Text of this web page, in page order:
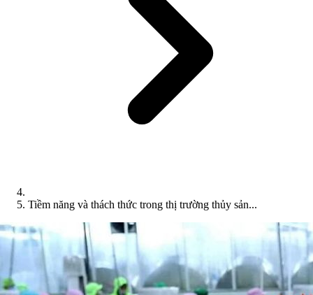
Tiềm năng và thách thức trong thị trường thủy sản...